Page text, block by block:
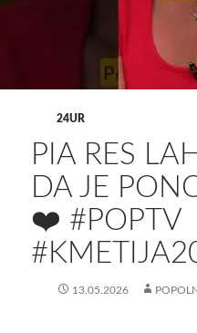
24UR
PIA RES
DA JE
❤️ #POPTV
13.05.2026